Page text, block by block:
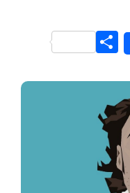
Share